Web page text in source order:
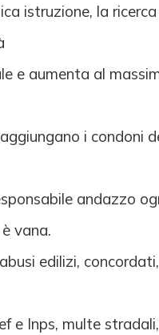
istruzione, la
e aumenta al
i condoni
andazzo
vana.
edilizi,
e Inps, multe